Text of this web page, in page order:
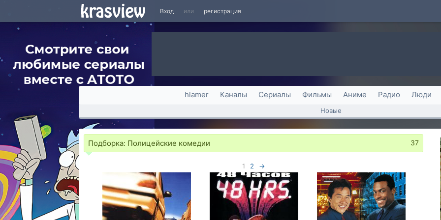
Вход или регистрация
hlamer Каналы Сериалы Фильмы Аниме Радио Люди
Новые
Подборка: Полицейские комедии 37
1 2 →